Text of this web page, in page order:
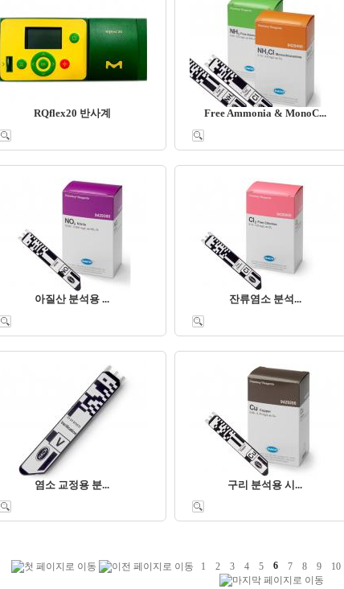
RQflex20 반사계 Free Ammonia & MonoC...
아질산 분석용 ... 잔류염소 분석...
염소 교정용 분... 구리 분석용 시...
1 2 3 4 5 6 7 8 9